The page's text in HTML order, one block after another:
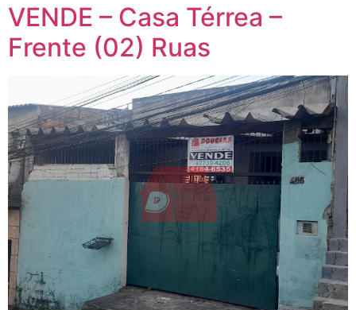
VENDE – Casa Térrea –
Frente (02) Ruas